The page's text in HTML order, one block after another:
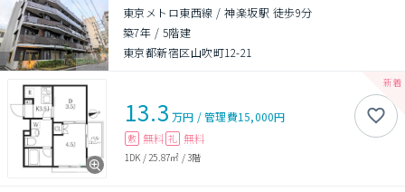
東京メトロ東西線 / 神楽坂駅 徒歩9分
築7年 / 5階建
東京都新宿区山吹町12-21
13.3 万円 /管理費15,000円
敷 無料 礼 無料
1DK / 25.87㎡ /3階